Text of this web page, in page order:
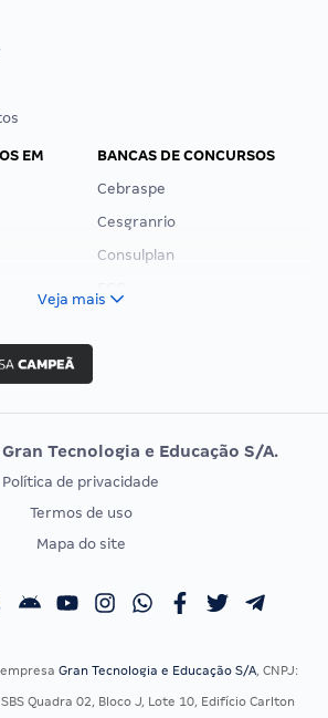
EM
BANCAS DE CONCURSOS
Cebraspe
Cesgranrio
Consulplan
Vunesp
EXAME DE ORDEM
Calendário OAB
Veja mais
Tecnologia e Educação S/A.
Política de privacidade
Termos de uso
Mapa do site
Gran Tecnologia e Educação S/A, CNPJ:
Quadra 02, Bloco J, Lote 10, Edifício Carlton